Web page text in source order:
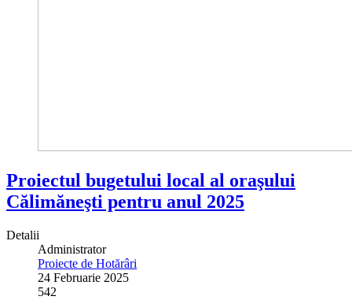
Proiectul bugetului local al oraşului
Călimăneşti pentru anul 2025
Detalii
Administrator
Proiecte de Hotărâri
24 Februarie 2025
542